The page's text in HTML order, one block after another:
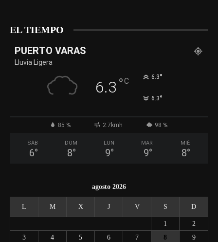
EL TIEMPO
PUERTO VARAS
Lluvia Ligera
6.3 °C 6.3°
6.3°
85 % 2.7kmh 98 %
SÁB
6°
DOM
8°
LUN
9°
MAR
9°
MIÉ
8°
agosto 2026
L M X J V S D
1
2
3
4 5 6 7 8
9